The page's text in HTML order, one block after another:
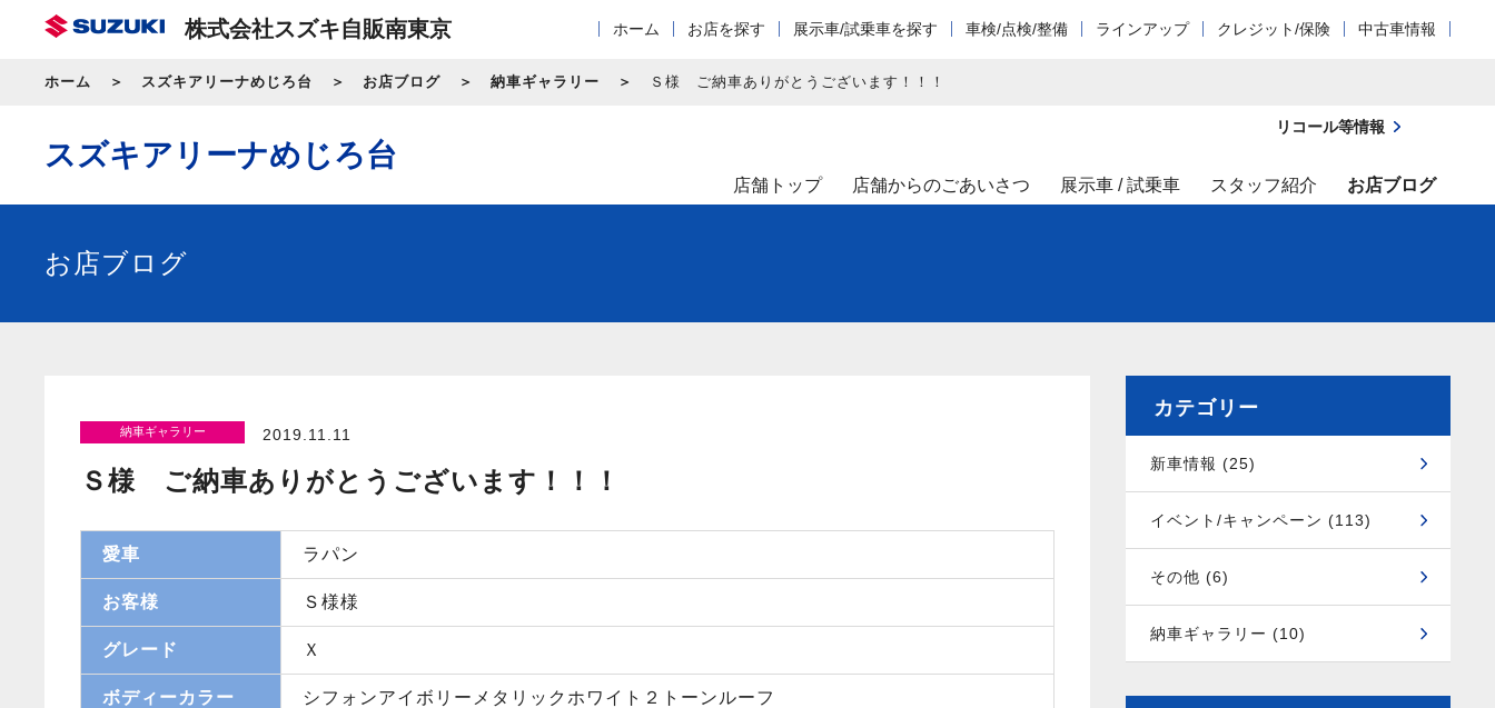
株式会社スズキ自販南東京 ホーム お店を探す 展示車/試乗車を探す 車検/点検/整備 ラインアップ クレジット/保険 中古車情報
ホーム スズキアリーナめじろ台 お店ブログ 納車ギャラリー Ｓ様 ご納車ありがとうございます！！！
スズキアリーナめじろ台
店舗トップ 店舗からのごあいさつ 展示車 / 試乗車 スタッフ紹介 お店ブログ
リコール等情報
お店ブログ
納車ギャラリー 2019.11.11
Ｓ様 ご納車ありがとうございます！！！
愛車 ラパン
お客様 Ｓ様様
グレード Ｘ
ボディーカラー シフォンアイボリーメタリックホワイト２トーンルーフ
カテゴリー
新車情報 (25)
イベント/キャンペーン (113)
その他 (6)
納車ギャラリー (10)